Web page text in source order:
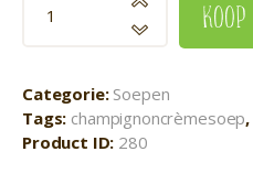
Categorie: Soepen
Tags: champignoncrèmesoep,
Product ID: 280